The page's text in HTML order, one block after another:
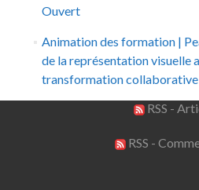
Ouvert
Animation des formation |
de la représentation visuelle
transformation collaborative
RSS -
RSS -